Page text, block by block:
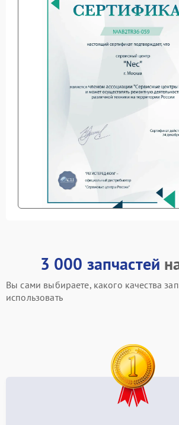
3 000 запчастей
Вы сами выбираете, какого качества
использовать